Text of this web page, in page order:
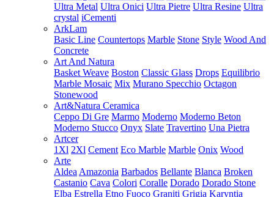
Ultra Metal Ultra Onici Ultra Pietre Ultra Resine Ultra
crystal iCementi
ArkLam
Basic Line Countertops Marble Stone Style Wood And
Concrete
Art And Natura
Basket Weave Boston Classic Glass Drops Equilibrio
Marble Mosaic Mix Murano Specchio Octagon
Stonewood
Art&Natura Ceramica
Ceppo Di Gre Marmo Moderno Moderno Beton
Moderno Stucco Onyx Slate Travertino Una Pietra
Artcer
1Xl 2Xl Cement Eco Marble Marble Onix Wood
Arte
Aldea Amazonia Barbados Bellante Blanca Broken
Castanio Cava Colori Coralle Dorado Dorado Stone
Elba Estrella Etno Fuoco Graniti Grigia Karyntia